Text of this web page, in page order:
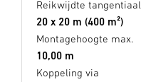
Reikwijdte tangentiaal
20 x 20 m (400 m²)
Montagehoogte max.
10,00 m
Koppeling via